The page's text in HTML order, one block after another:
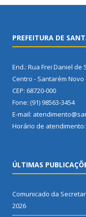
PREFEITURA DE
End.: Rua Frei Daniel de
Centro - Santarém Novo
CEP: 68720-000
Fone: (91) 98563-3454
E-mail:
Horário de atendimento:
ÚLTIMAS
Comunicado da
2026